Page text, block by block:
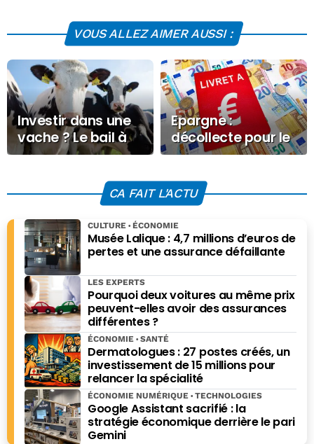
VOUS ALLEZ AIMER AUSSI :
Investir dans une
vache ? Le bail à
cheptel plus
l’assurance-vie
Epargne :
décollecte pour le
Livret A en mars
CA FAIT L'ACTU
Musée Lalique : 4,7 millions d’euros de
pertes et une assurance défaillante
CULTURE ÉCONOMIE
Pourquoi deux voitures au même prix
peuvent-elles avoir des assurances
différentes ?
LES EXPERTS
Dermatologues : 27 postes créés, un
investissement de 15 millions pour
relancer la spécialité
ÉCONOMIE SANTÉ
Google Assistant sacrifié : la
stratégie économique derrière le pari
Gemini
ÉCONOMIE NUMÉRIQUE TECHNOLOGIES